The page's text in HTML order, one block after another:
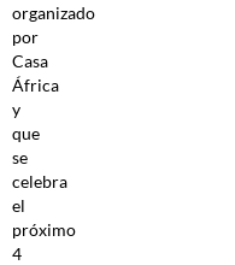
organizado
por
Casa
África
y
que
se
celebra
el
próximo
4